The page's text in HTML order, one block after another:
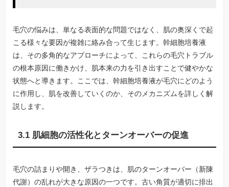
毛穴の悩みは、単なる表面的な問題ではなく、肌の奥深くで起
こる様々な要因が複雑に絡み合って生じます。幹細胞培養液
は、その多角的なアプローチによって、これらの毛穴トラブル
の根本原因に働きかけ、肌本来の力を引き出すことで健やかな
状態へと導きます。ここでは、幹細胞培養液が毛穴にどのよう
に作用し、肌を改善していくのか、そのメカニズムを詳しく解
説します。
3.1 肌細胞の活性化とターンオーバーの促進
毛穴の詰まりや開き、ザラつきは、肌のターンオーバー（新陳
代謝）の乱れが大きな原因の一つです。古い角質が適切に排出